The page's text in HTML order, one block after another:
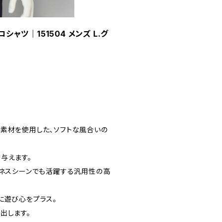
ャツ｜151504 メンズ L.グ
材を使用した、ソフトな風合いの
えます。
スシーンでも活躍する汎用性の高
遊び心をプラス。
します。